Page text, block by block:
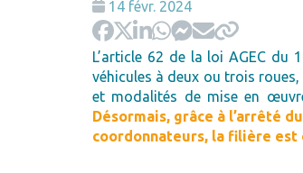
Date
:
14 févr. 2024
L’article 62 de la loi AGEC du
véhicules à deux ou trois
et modalités de mise en
Désormais, grâce à l’arrêté
coordonnateurs, la filière